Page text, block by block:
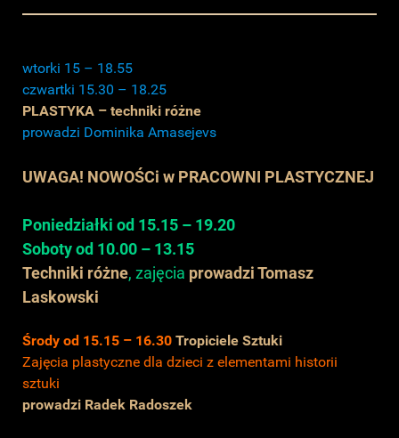
wtorki 15 – 18.55
czwartki 15.30 – 18.25
PLASTYKA – techniki różne
prowadzi Dominika Amasejevs
UWAGA! NOWOŚCi w PRACOWNI PLASTYCZNEJ
Poniedziałki od 15.15 – 19.20
Soboty od 10.00 – 13.15
Techniki różne, zajęcia prowadzi Tomasz
Laskowski
Środy od 15.15 – 16.30 Tropiciele Sztuki
Zajęcia plastyczne dla dzieci z elementami historii
sztuki
prowadzi Radek Radoszek